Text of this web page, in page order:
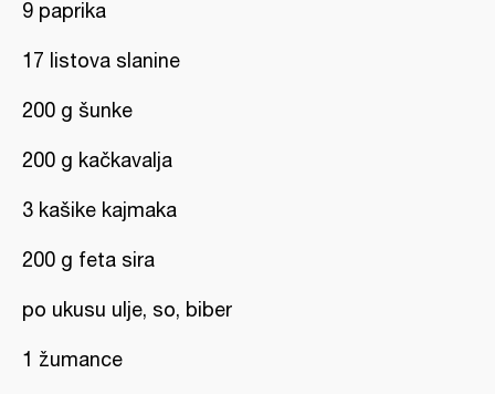
9 paprika
17 listova slanine
200 g šunke
200 g kačkavalja
3 kašike kajmaka
200 g feta sira
po ukusu ulje, so, biber
1 žumance